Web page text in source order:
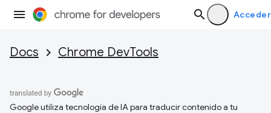
Acceder
Docs Chrome DevTools
Google utiliza tecnología de IA para traducir contenido a tu